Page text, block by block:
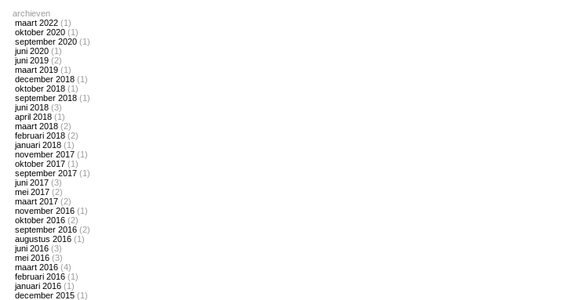
archieven
maart 2022 (1)
oktober 2020 (1)
september 2020 (1)
juni 2020 (1)
juni 2019 (2)
maart 2019 (1)
december 2018 (1)
oktober 2018 (1)
september 2018 (1)
juni 2018 (3)
april 2018 (1)
maart 2018 (2)
februari 2018 (2)
januari 2018 (1)
november 2017 (1)
oktober 2017 (1)
september 2017 (1)
juni 2017 (3)
mei 2017 (2)
maart 2017 (2)
november 2016 (1)
oktober 2016 (2)
september 2016 (2)
augustus 2016 (1)
juni 2016 (3)
mei 2016 (3)
maart 2016 (4)
februari 2016 (1)
januari 2016 (1)
december 2015 (1)